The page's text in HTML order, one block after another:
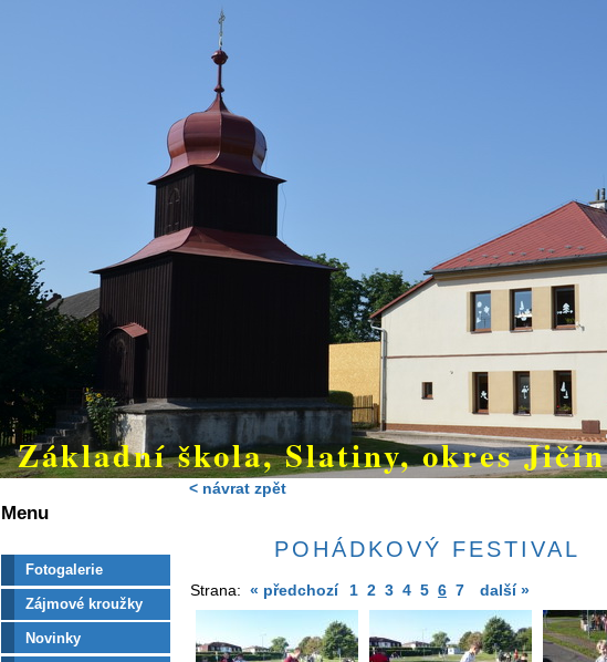
Základní škola, Slatiny, okres Jičín
Menu
Fotogalerie
Zájmové kroužky
Novinky
< návrat zpět
POHÁDKOVÝ FESTIVAL
Strana: « předchozí 1 2 3 4 5 6 7 další »